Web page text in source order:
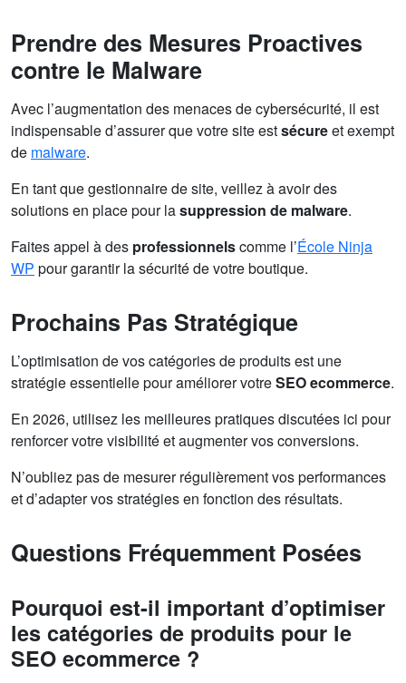
Prendre des Mesures Proactives
contre le Malware
Avec l’augmentation des menaces de cybersécurité, il est
indispensable d’assurer que votre site estsécureet exempt
de malware.
En tant que gestionnaire de site, veillez à avoir des
solutions en place pour lasuppression de malware.
Faites appel à des professionnelscomme l’École Ninja
WP pour garantir la sécurité de votre boutique.
Prochains Pas Stratégique
L’optimisation de vos catégories de produits est une
stratégie essentielle pour améliorer votreSEO ecommerce.
En 2026, utilisez les meilleures pratiques discutées ici pour
renforcer votre visibilité et augmenter vos conversions.
N’oubliez pas de mesurer régulièrement vos performances
et d’adapter vos stratégies en fonction des résultats.
Questions Fréquemment Posées
Pourquoi est-il important d’optimiser
les catégories de produits pour le
SEO ecommerce ?